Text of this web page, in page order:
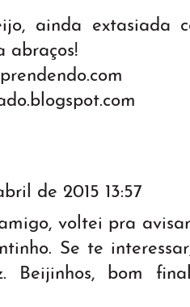
ainda extasiada
abraços!
de 2015 13:57
voltei pra
Se te
Beijinhos, bom